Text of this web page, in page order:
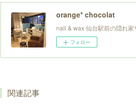
orange* chocolat
nail & wax 仙台駅前の隠れ
フォロー
関連記事